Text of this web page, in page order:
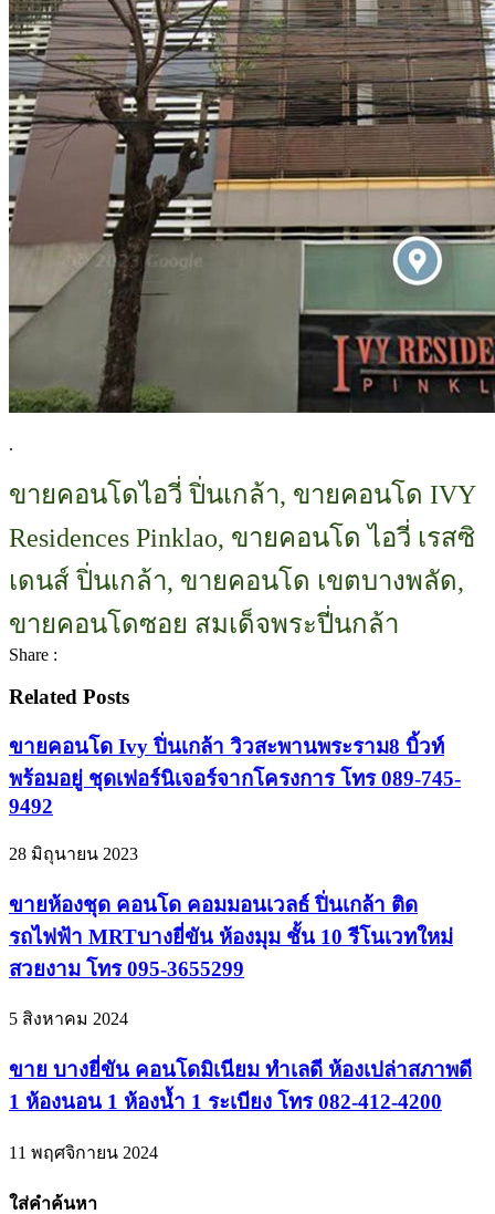
.
ขายคอนโดไอวี่ ปิ่นเกล้า, ขายคอนโด IVY
Residences Pinklao, ขายคอนโด ไอวี่ เรสซิ
เดนส์ ปิ่นเกล้า, ขายคอนโด เขตบางพลัด,
ขายคอนโดซอย สมเด็จพระปี่นกล้า
Share :
Related Posts
ขายคอนโด Ivy ปิ่นเกล้า วิวสะพานพระราม8 บิ้วท์
พร้อมอยู่ ชุดเฟอร์นิเจอร์จากโครงการ โทร 089-745-
9492
28 มิถุนายน 2023
ขายห้องชุด คอนโด คอมมอนเวลธ์ ปิ่นเกล้า ติด
รถไฟฟ้า MRTบางยี่ขัน ห้องมุม ชั้น 10 รีโนเวทใหม่
สวยงาม โทร 095-3655299
5 สิงหาคม 2024
ขาย บางยี่ขัน คอนโดมิเนียม ทำเลดี ห้องเปล่าสภาพดี
1 ห้องนอน 1 ห้องน้ำ 1 ระเบียง โทร 082-412-4200
11 พฤศจิกายน 2024
ใส่คำค้นหา